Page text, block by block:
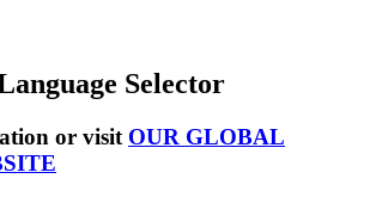
Selector
or visit OUR GLOBAL